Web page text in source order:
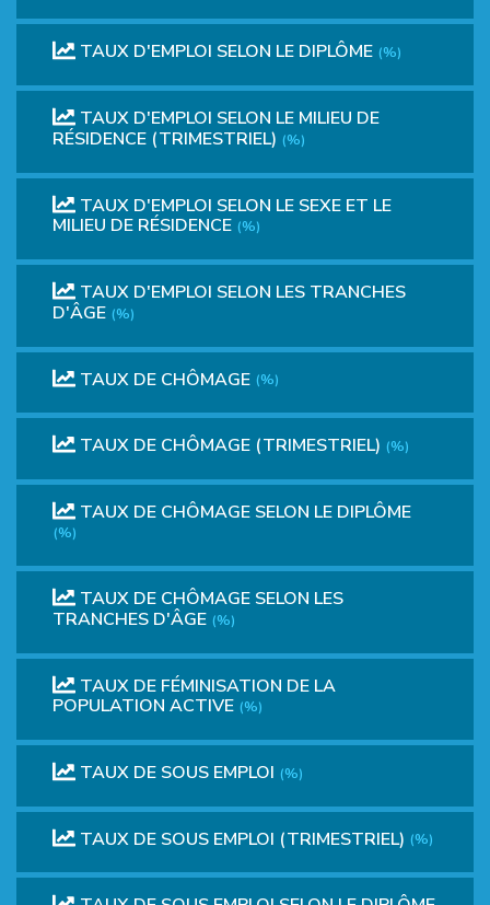
TAUX D'EMPLOI SELON LE DIPLÔME (%)
TAUX D'EMPLOI SELON LE MILIEU DE
RÉSIDENCE (TRIMESTRIEL) (%)
TAUX D'EMPLOI SELON LE SEXE ET LE
MILIEU DE RÉSIDENCE (%)
TAUX D'EMPLOI SELON LES TRANCHES
D'ÂGE (%)
TAUX DE CHÔMAGE (%)
TAUX DE CHÔMAGE (TRIMESTRIEL) (%)
TAUX DE CHÔMAGE SELON LE DIPLÔME
(%)
TAUX DE CHÔMAGE SELON LES
TRANCHES D'ÂGE (%)
TAUX DE FÉMINISATION DE LA
POPULATION ACTIVE (%)
TAUX DE SOUS EMPLOI (%)
TAUX DE SOUS EMPLOI (TRIMESTRIEL) (%)